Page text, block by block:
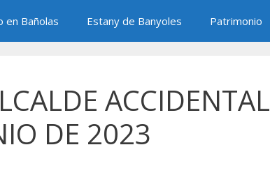
en Bañolas Estany de Banyoles Patrimonio
ACCIDENTAL
DE 2023